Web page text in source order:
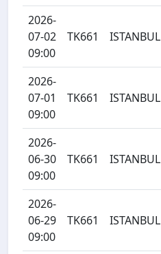
2026-
07-02
09:00
TK661 ISTANBUL
2026-
07-01
09:00
TK661 ISTANBUL
2026-
06-30
09:00
TK661 ISTANBUL
2026-
06-29
09:00
TK661 ISTANBUL